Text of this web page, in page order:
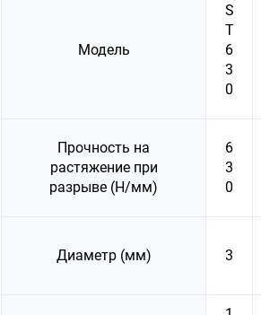
Модель
S
T
6
3
0
Прочность на
растяжение при
разрыве (Н/мм)
6
3
0
Диаметр (мм) 3